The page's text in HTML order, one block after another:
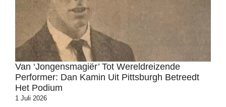
Van ‘jongensmagiër’ Tot Wereldreizende
Performer: Dan Kamin Uit Pittsburgh Betreedt
Het Podium
1 Juli 2026